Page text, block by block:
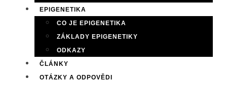
EPIGENETIKA
CO JE EPIGENETIKA
ZÁKLADY EPIGENETIKY
ODKAZY
ČLÁNKY
OTÁZKY A ODPOVĚDI